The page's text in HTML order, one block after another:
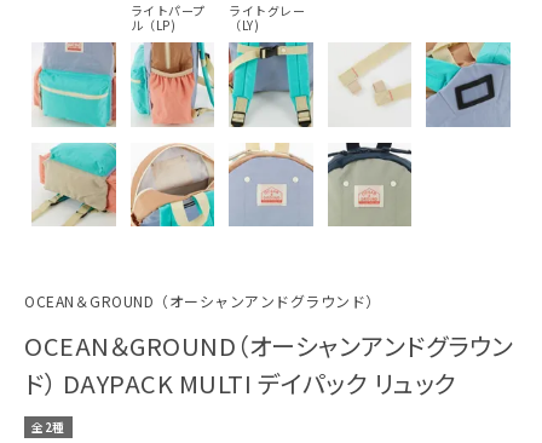
ライトパープ
ル（LP)
ライトグレー
（LY)
OCEAN＆GROUND（オーシャンアンドグラウンド）
OCEAN＆GROUND（オーシャンアンドグラウン
ド） DAYPACK MULTI デイパック リュック
全2種